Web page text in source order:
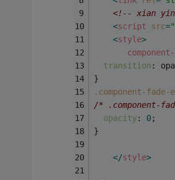
<!-- xian
<script src=
<style>
transition :
}
.component-fade-
/* .component-
opacity: 0;
}
</style>